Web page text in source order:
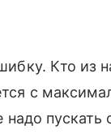
Кто из
с
надо